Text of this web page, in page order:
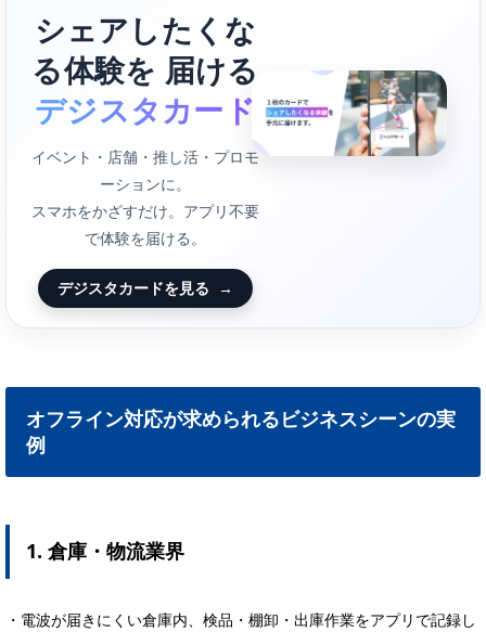
シェアしたくな
る体験を 届ける
デジスタカード
イベント・店舗・推し活・プロモ
ーションに。
スマホをかざすだけ。アプリ不要
で体験を届ける。
デジスタカードを見る →
オフライン対応が求められるビジネスシーンの実
例
1. 倉庫・物流業界
・電波が届きにくい倉庫内、検品・棚卸・出庫作業をアプリで記録し